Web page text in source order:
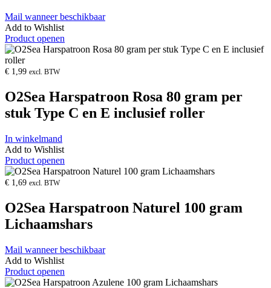
Mail wanneer beschikbaar
Add to Wishlist
Product openen
€ 1,99 excl. BTW
O2Sea Harspatroon Rosa 80 gram per
stuk Type C en E inclusief roller
In winkelmand
Add to Wishlist
Product openen
€ 1,69 excl. BTW
O2Sea Harspatroon Naturel 100 gram
Lichaamshars
Mail wanneer beschikbaar
Add to Wishlist
Product openen